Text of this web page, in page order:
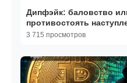
Дипфэйк: баловство
противостоять
контента
3 715 просмотров